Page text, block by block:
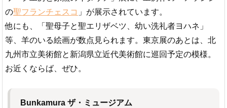
の聖フランチェスコ 」が展示されています。
他にも、「聖母子と聖エリザベツ、幼い洗礼者ヨハネ」
等、羊のいる絵画が数点見られます。東京展のあとは、北
九州市立美術館と新潟県立近代美術館に巡回予定の模様。
お近くならば、ぜひ。
Bunkamura ザ・ミュージアム